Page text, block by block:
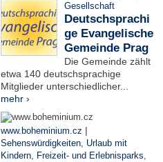
Gesellschaft
Deutschsprachi
ge Evangelische
Gemeinde Prag
Die Gemeinde zählt
etwa 140 deutschsprachige
Mitglieder unterschiedlicher...
mehr ›
www.boheminium.cz |
Sehenswürdigkeiten, Urlaub mit
Kindern, Freizeit- und Erlebnisparks